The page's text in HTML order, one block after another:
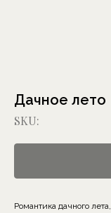
Дачное лето
SKU:
Романтика дачного лета,